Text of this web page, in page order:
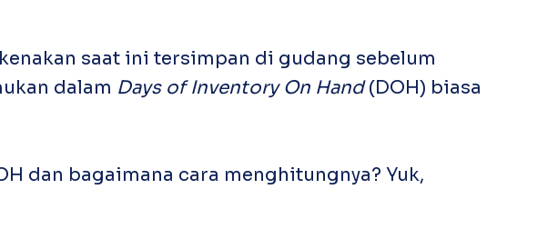
saat ini tersimpan di gudang sebelum
dalam Days of Inventory On Hand(DOH) biasa
dan bagaimana cara menghitungnya? Yuk,